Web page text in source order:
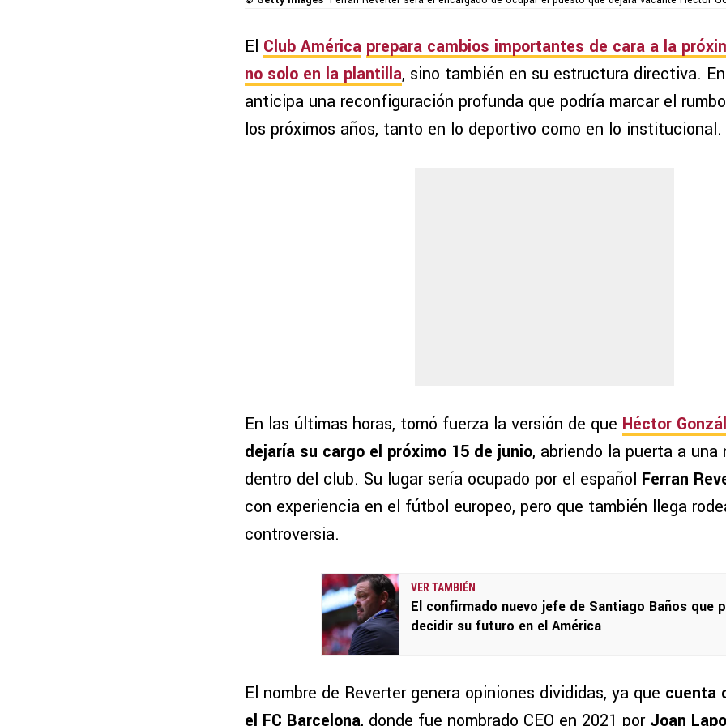
El Club América prepara cambios importantes de cara a la
no solo en la plantilla, sino también en su estructura directiva.
anticipa una reconfiguración profunda que podría marcar el
los próximos años, tanto en lo deportivo como en lo institucional.
En las últimas horas, tomó fuerza la versión de que Héctor
dejaría su cargo el próximo 15 de junio, abriendo la puerta a una
dentro del club. Su lugar sería ocupado por el español Ferran
con experiencia en el fútbol europeo, pero que también llega
controversia.
VER TAMBIÉN
El confirmado nuevo jefe de Santiago Baños que
decidir su futuro en el América
El nombre de Reverter genera opiniones divididas, ya que cuenta
el FC Barcelona, donde fue nombrado CEO en 2021 por Joan